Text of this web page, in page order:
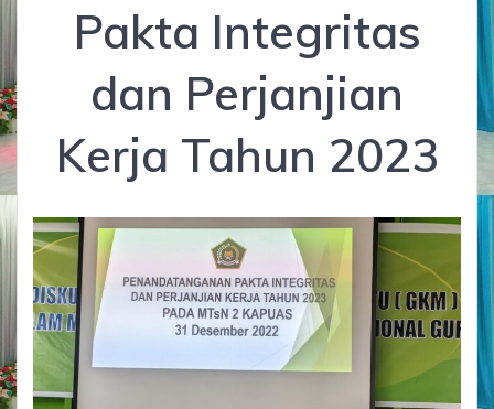
Pakta Integritas
dan Perjanjian
Kerja Tahun 2023